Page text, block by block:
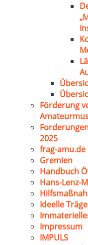
Förderung
2025
frag-amu.de
Gremien
Handbuch
Hans-Lenz-
Ideelle
Impressum
IMPULS